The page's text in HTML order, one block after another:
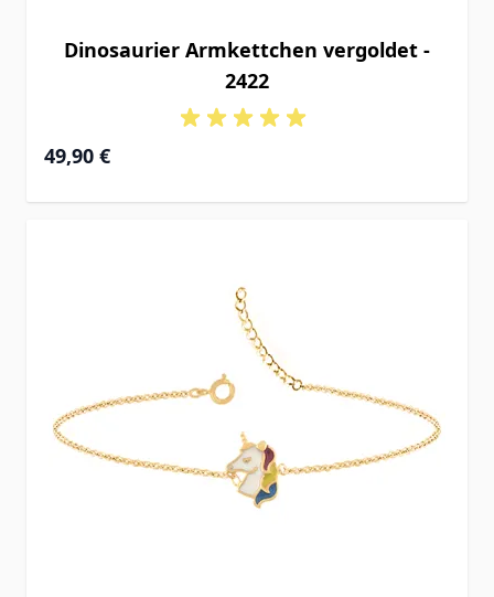
Dinosaurier Armkettchen vergoldet -
2422
49,90 €